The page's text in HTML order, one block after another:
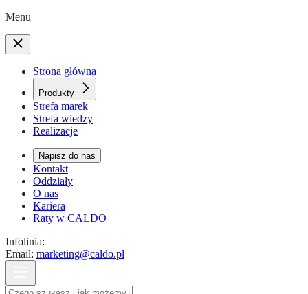
Menu
Strona główna
Produkty
Strefa marek
Strefa wiedzy
Realizacje
Napisz do nas
Kontakt
Oddziały
O nas
Kariera
Raty w CALDO
Infolinia:
Email: marketing@caldo.pl